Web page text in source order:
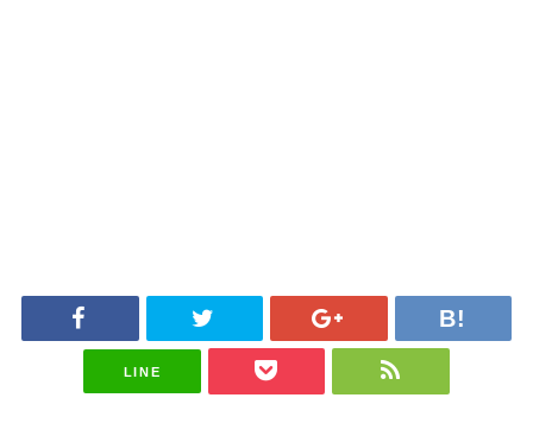
LINE